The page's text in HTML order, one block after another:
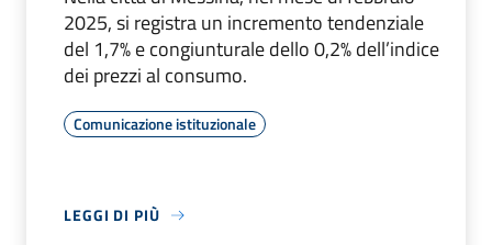
2025, si registra un incremento tendenziale
del 1,7% e congiunturale dello 0,2% dell’indice
dei prezzi al consumo.
Comunicazione istituzionale
LEGGI DI PIÙ